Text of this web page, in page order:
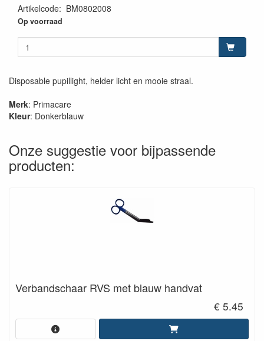
Artikelcode: BM0802008
Op voorraad
Disposable pupillight, helder licht en mooie straal.
Merk: Primacare
Kleur: Donkerblauw
Onze suggestie voor bijpassende
producten:
Verbandschaar RVS met blauw handvat
€ 5.45